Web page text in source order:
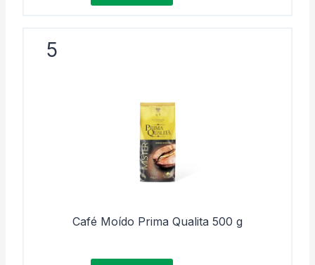
5
Café Moído Prima Qualita 500 g